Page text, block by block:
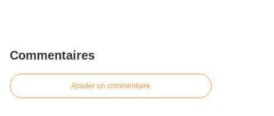
Commentaires
Ajouter un commentaire